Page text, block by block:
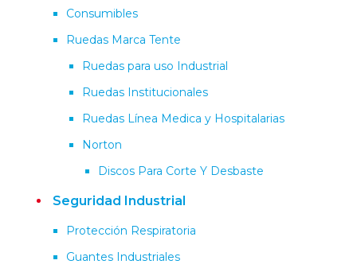
Consumibles
Ruedas Marca Tente
Ruedas para uso Industrial
Ruedas Institucionales
Ruedas Línea Medica y Hospitalarias
Norton
Discos Para Corte Y Desbaste
Seguridad Industrial
Protección Respiratoria
Guantes Industriales